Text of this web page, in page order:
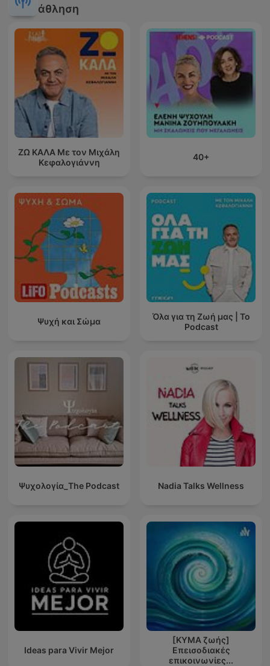
άθληση
ΖΩ ΚΑΛΑ Με τον Μιχάλη
Κεφαλογιάννη
40+
Ψυχή και Σώμα
Όλα για τη Ζωή μας | Το
Podcast
Ψυχολογία_The Podcast Nadia Talks Wellness
Ideas para Vivir Mejor
[ΚΥΜΑ ζωής]
Επεισοδιακές
επικοινωνίες...